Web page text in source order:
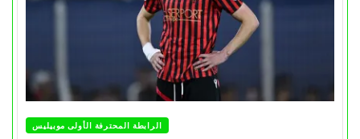
الرابطة المحترفة الأولى موبيليس